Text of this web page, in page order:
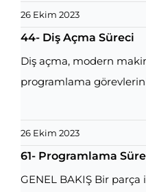
26 Ekim 2023
44- Diş Açma Süreci
Diş açma, modern
programlama
26 Ekim 2023
61- Programlama
GENEL BAKIŞ Bir